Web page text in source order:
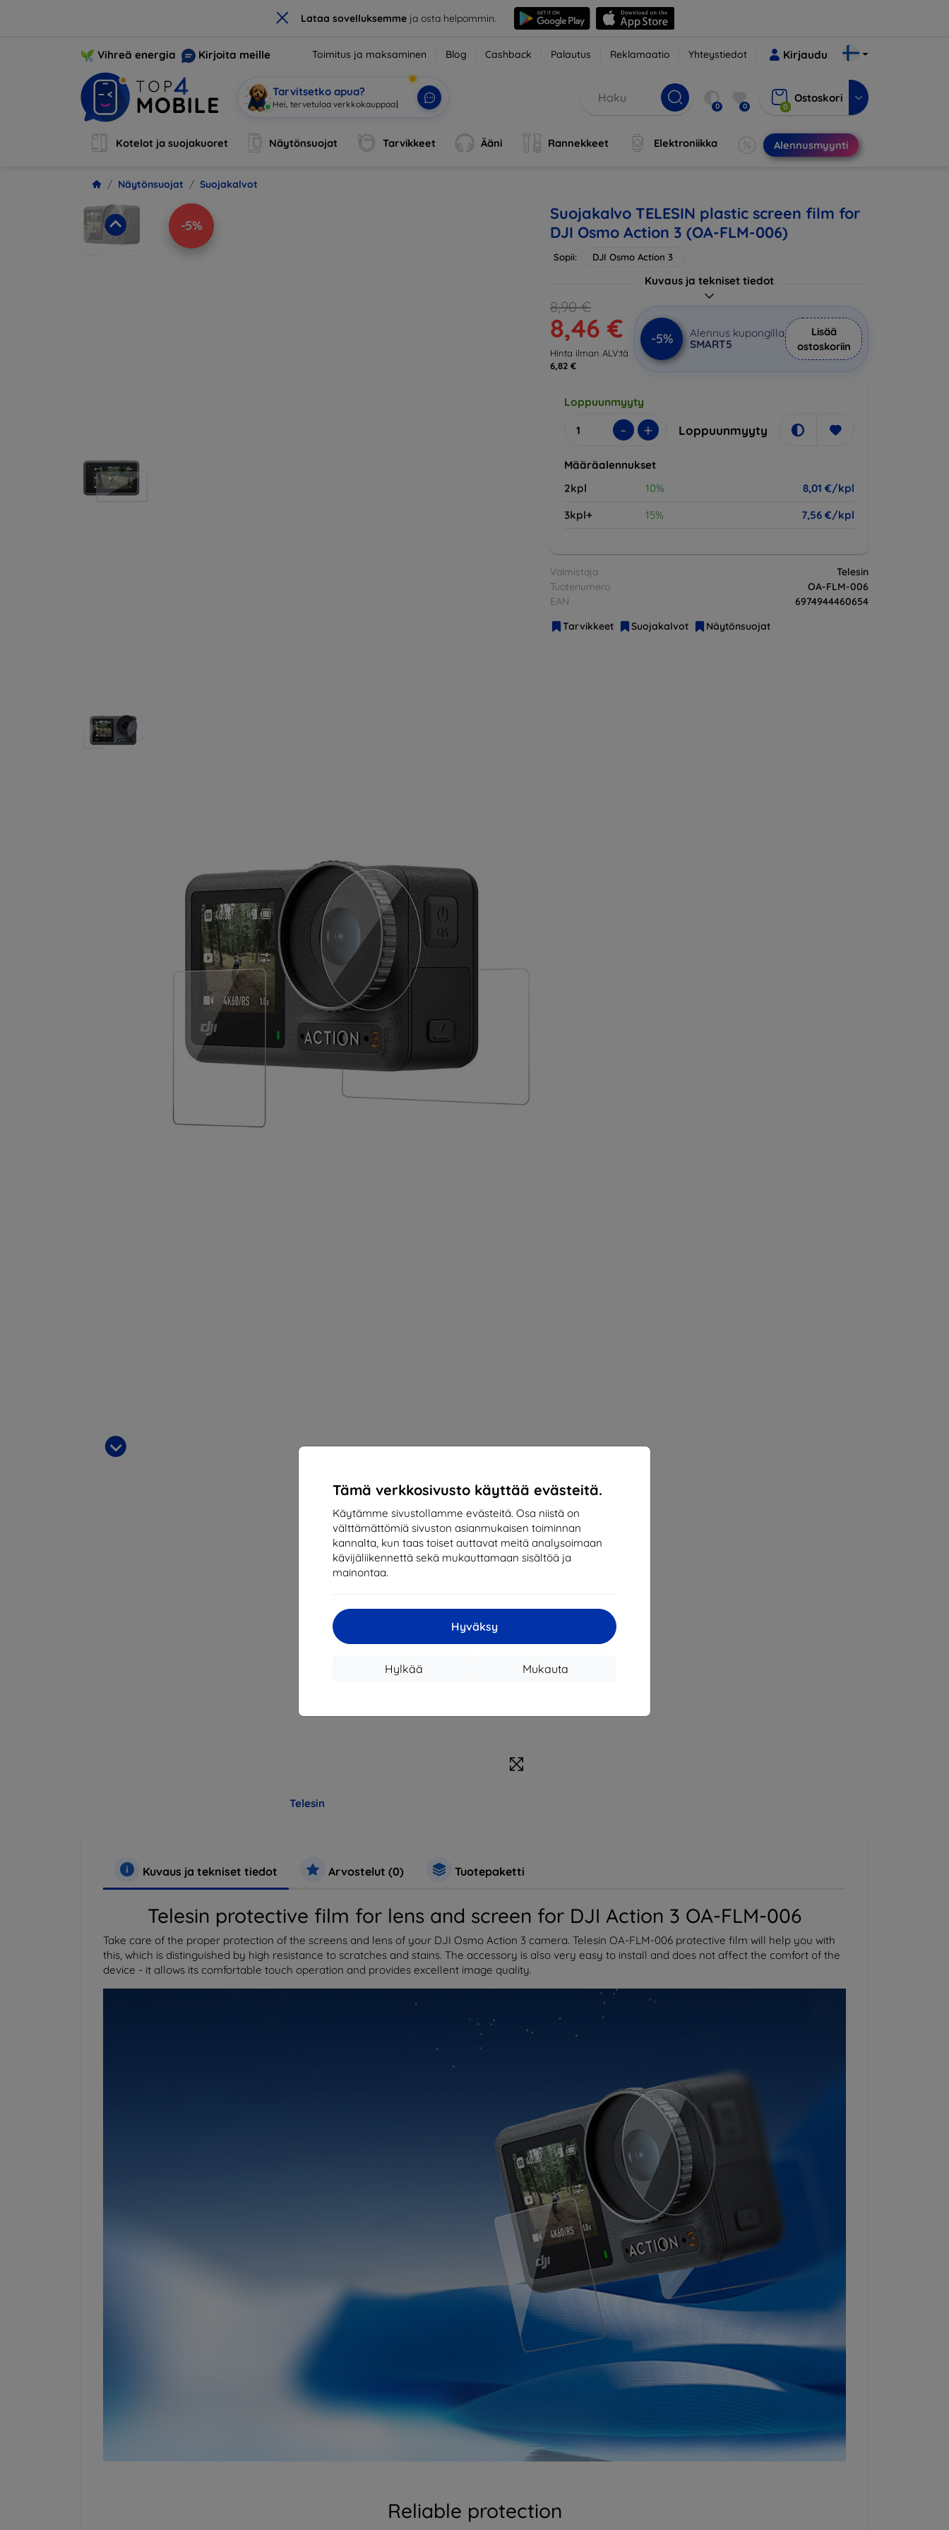
× Lataa sovelluksemmeja osta helpommin.
Tämä verkkosivusto käyttää evästeitä.
Käytämme sivustollamme evästeitä. Osa niistä on
välttämättömiä sivuston asianmukaisen toiminnan
kannalta, kun taas toiset auttavat meitä analysoimaan
kävijäliikennettä sekä mukauttamaan sisältöä ja
mainontaa.
Hyväksy
Mukauta
Hylkää
Vihreä energia Kirjoita meille Toimitus ja maksaminen Blog Cashback Palautus Reklamaatio Yhteystiedot Kirjaudu
Tarvitsetko apua?
Olen Mobi, sin| 0 0 0
Ostoskori
Kotelot ja suojakuoret Näytönsuojat Tarvikkeet Ääni Rannekkeet Elektroniikka Alennusmyynti
Näytönsuojat Suojakalvot
-5%
Telesin
Suojakalvo TELESIN plastic screen film for
DJI Osmo Action 3 (OA-FLM-006)
Sopii: DJI Osmo Action 3
Kuvaus ja tekniset tiedot
8,90 €
8,46 €
Hinta ilman ALV:tä
6,82 €
-5%
Alennus kupongilla
SMART5
Lisää
ostoskoriin
Loppuunmyyty
- + Loppuunmyyty
Määräalennukset
2kpl
10%
8,01 €/kpl
3kpl+
15% 7,56 €/kpl
Valmistaja
Telesin
Tuotenumero
OA-FLM-006
EAN
6974944460654
Tarvikkeet
Suojakalvot Näytönsuojat
Kuvaus ja tekniset tiedot Arvostelut (0) Tuotepaketti
Telesin protective film for lens and screen for DJI Action 3 OA-FLM-006
Take care of the proper protection of the screens and lens of your DJI Osmo Action 3 camera. Telesin OA-FLM-006 protective film will help you with
this, which is distinguished by high resistance to scratches and stains. The accessory is also very easy to install and does not affect the comfort of the
device - it allows its comfortable touch operation and provides excellent image quality.
Reliable protection